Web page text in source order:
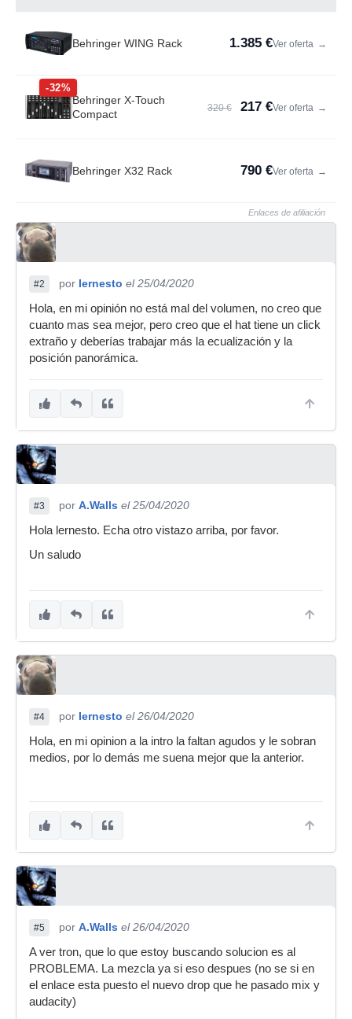
Behringer WING Rack 1.385 €Ver oferta →
-32%
Behringer X-Touch
Compact
320 € 217 €Ver oferta →
Behringer X32 Rack 790 €Ver oferta →
Enlaces de afiliación
#2 por Iernesto el 25/04/2020
Hola, en mi opinión no está mal del volumen, no creo que
cuanto mas sea mejor, pero creo que el hat tiene un click
extraño y deberías trabajar más la ecualización y la
posición panorámica.
#3 por A.Walls el 25/04/2020
Hola lernesto. Echa otro vistazo arriba, por favor.
Un saludo
#4 por Iernesto el 26/04/2020
Hola, en mi opinion a la intro la faltan agudos y le sobran
medios, por lo demás me suena mejor que la anterior.
#5 por A.Walls el 26/04/2020
A ver tron, que lo que estoy buscando solucion es al
PROBLEMA. La mezcla ya si eso despues (no se si en
el enlace esta puesto el nuevo drop que he pasado mix y
audacity)